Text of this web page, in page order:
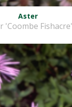
Aster
'Coombe Fishacre'